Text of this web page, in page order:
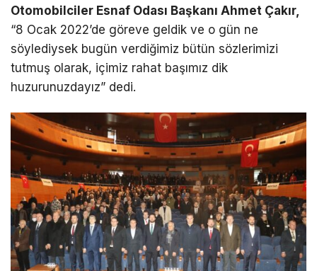
Otomobilciler Esnaf Odası Başkanı Ahmet Çakır,
“8 Ocak 2022’de göreve geldik ve o gün ne
söylediysek bugün verdiğimiz bütün sözlerimizi
tutmuş olarak, içimiz rahat başımız dik
huzurunuzdayız” dedi.